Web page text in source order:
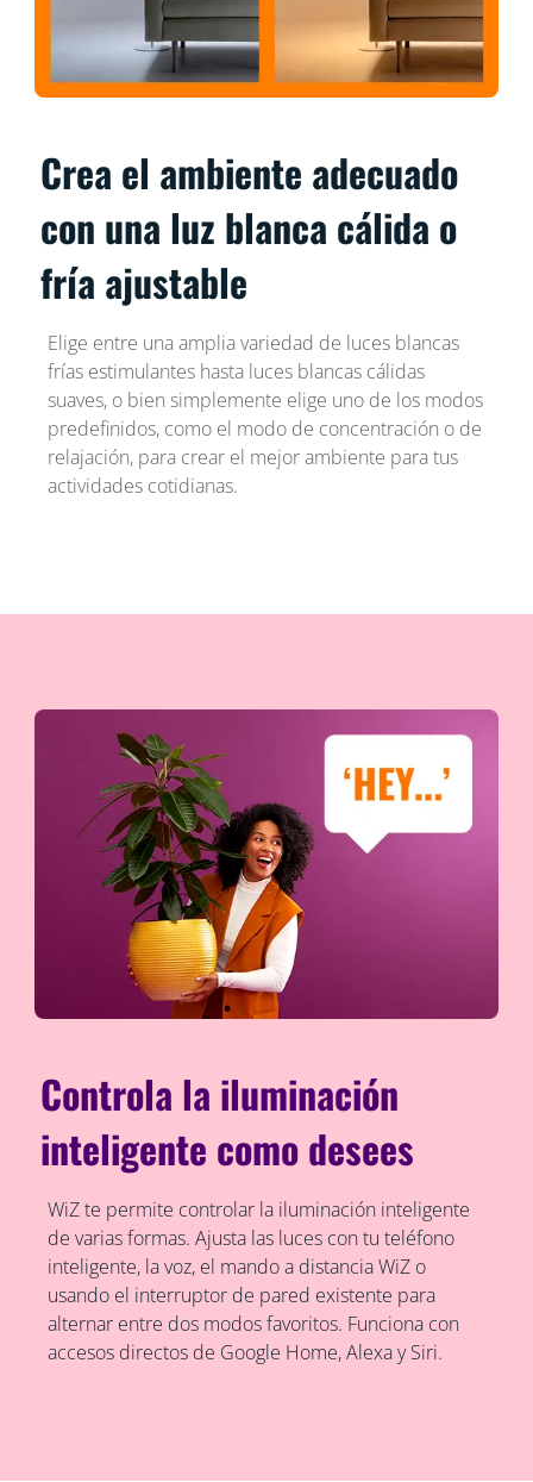
Crea el ambiente adecuado
con una luz blanca cálida o
fría ajustable
Elige entre una amplia variedad de luces blancas
frías estimulantes hasta luces blancas cálidas
suaves, o bien simplemente elige uno de los modos
predefinidos, como el modo de concentración o de
relajación, para crear el mejor ambiente para tus
actividades cotidianas.
Controla la iluminación
inteligente como desees
WiZ te permite controlar la iluminación inteligente
de varias formas. Ajusta las luces con tu teléfono
inteligente, la voz, el mando a distancia WiZ o
usando el interruptor de pared existente para
alternar entre dos modos favoritos. Funciona con
accesos directos de Google Home, Alexa y Siri.